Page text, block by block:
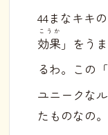
44まなキキ
効果
こうか
」をう
るわ。この「
ユニークな
たものなの。